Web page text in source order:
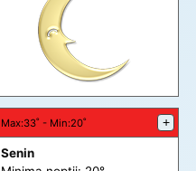
Max:33˚ - Min:20˚ +
Senin